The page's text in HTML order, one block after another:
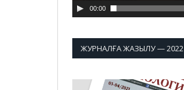
00:00
ЖУРНАЛҒА ЖАЗЫЛУ — 2022